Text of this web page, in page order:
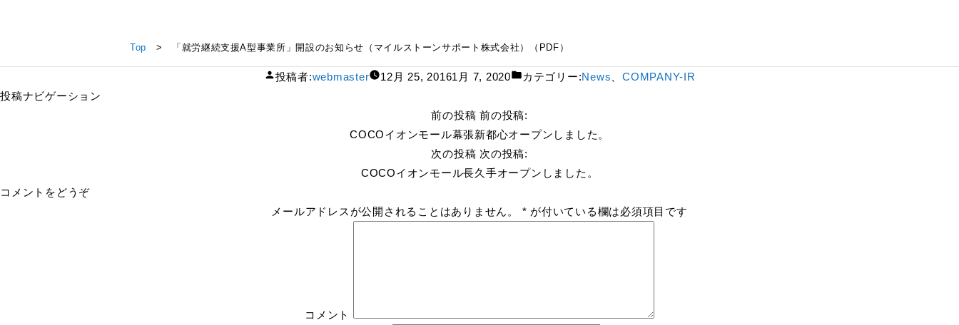
Top > 「就労継続支援A型事業所」開設のお知らせ（マイルストーンサポート株式会社）（PDF）
投稿者:webmaster 12月 25, 20161月 7, 2020 カテゴリー:News
COMPANY-IR
投稿ナビゲーション
前の投稿 前の投稿:
COCOイオンモール幕張新都心オープンしました。
次の投稿 次の投稿:
COCOイオンモール長久手オープンしました。
コメントをどうぞ
メールアドレスが公開されることはありません。
* が付いている欄は必須項目です
コメント